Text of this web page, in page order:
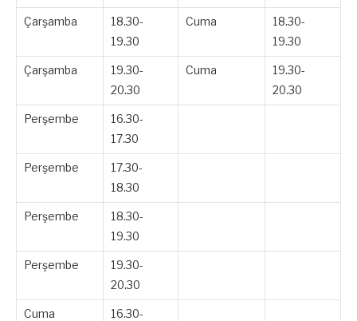
Çarşamba
18.30-
19.30
Cuma
18.30-
19.30
Çarşamba
19.30-
20.30
Cuma
19.30-
20.30
Perşembe
16.30-
17.30
Perşembe
17.30-
18.30
Perşembe
18.30-
19.30
Perşembe
19.30-
20.30
Cuma
16.30-